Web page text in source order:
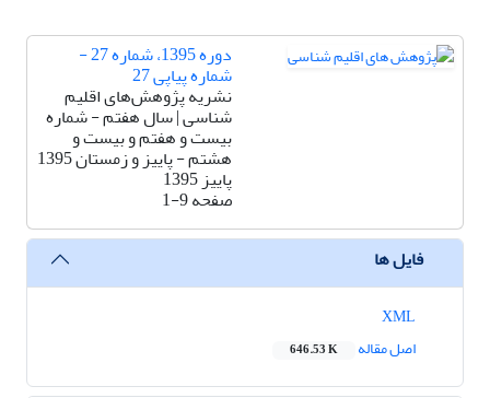
دوره 1395، شماره 27 -
شماره پیاپی 27
نشریه پژوهش‌های اقلیم
شناسی | سال هفتم - شماره
بیست و هفتم و بیست و
هشتم - پاییز و زمستان 1395
پاییز 1395
صفحه1-9
فایل ها
اصل مقاله
646.53 K